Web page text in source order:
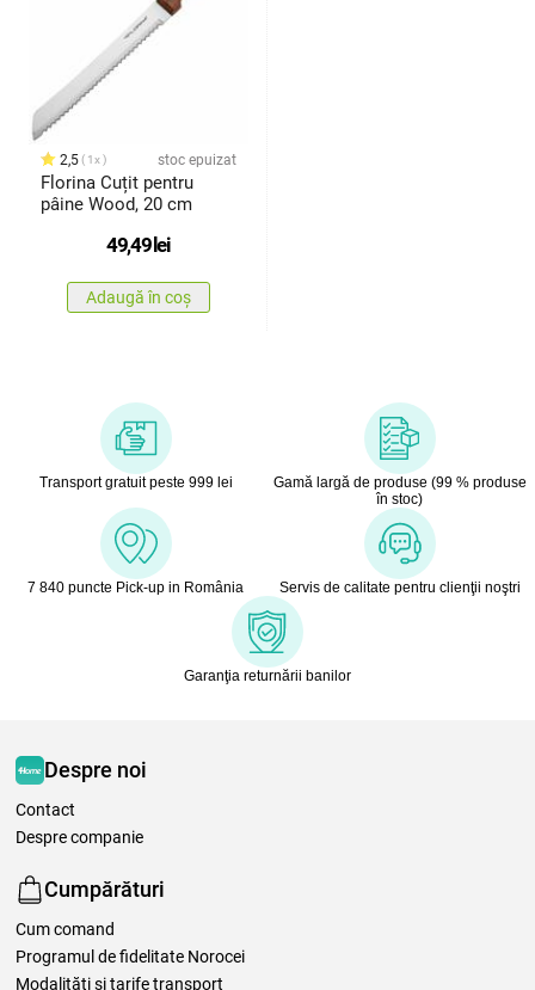
2,5 1x stoc epuizat
Florina Cuțit pentru
pâine Wood, 20 cm
49,49 lei
Adaugă în coș
Transport gratuit peste 999 lei
Gamă largă de produse (99 % produse
în stoc)
7 840 puncte Pick-up in România Servis de calitate pentru clienţii noştri
Garanţia returnării banilor
Despre noi
Contact
Despre companie
Cumpărături
Cum comand
Programul de fidelitate Norocei
Modalităţi şi tarife transport